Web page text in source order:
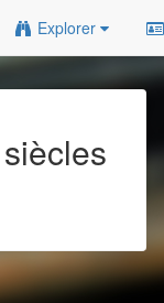
Explorer
siècles